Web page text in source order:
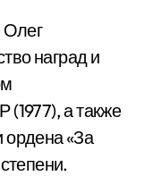
Олег
наград и
а также
«За